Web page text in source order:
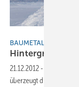
BAUMETALL EXTRA
Hintergrund
21.12.2012 -
überzeugt die Fachwelt